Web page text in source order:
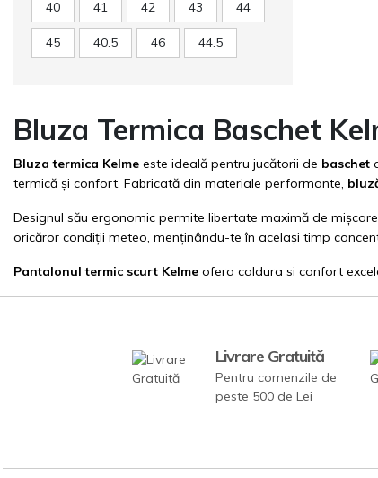
40 41 42 43 44
45 40.5 46 44.5
Bluza Termica Baschet
Bluza termica Kelme este ideală pentru jucătorii de baschet
termică și confort. Fabricată din materiale performante,
Designul său ergonomic permite libertate maximă de
oricăror condiții meteo, menținându-te în același timp
Pantalonul termic scurt Kelme ofera caldura si confort
Livrare Gratuită
Pentru comenzile de
peste 500 de Lei